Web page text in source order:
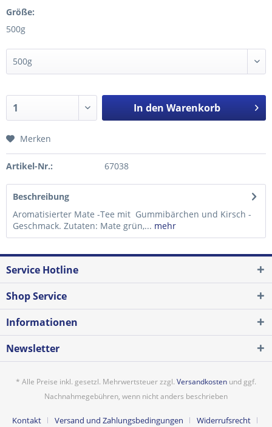
Größe:
500g
In den Warenkorb
Merken
Artikel-Nr.: 67038
Beschreibung
Aromatisierter Mate -Tee mit Gummibärchen und Kirsch -
Geschmack. Zutaten: Mate grün,... mehr
Service Hotline
Shop Service
Informationen
Newsletter
* Alle Preise inkl. gesetzl. Mehrwertsteuer zzgl. Versandkosten und ggf.
Nachnahmegebühren, wenn nicht anders beschrieben
Kontakt Versand und Zahlungsbedingungen Widerrufsrecht